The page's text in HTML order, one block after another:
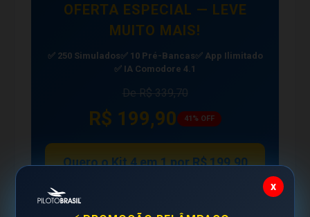
OFERTA ESPECIAL — LEVE
MUITO MAIS!
✅ 250 Simulados✅ 10 Pré-Bancas✅ App Ilimitado
✅ IA Comodore 4.1
De R$ 339,70
R$ 199,90 41% OFF
Quero o Kit 4 em 1 por R$ 199,90
x